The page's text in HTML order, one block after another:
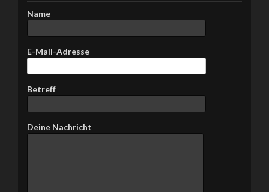
Name
E-Mail-Adresse
Bitte lasse dieses Feld leer.
Betreff
Deine Nachricht